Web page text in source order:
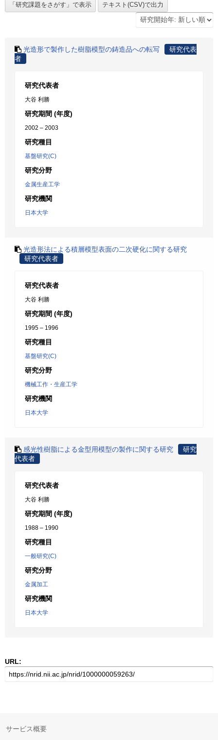
光造形で製作した樹脂模型の鋳造品への転写
研究代表
者
研究代表者
大谷 利勝
研究期間 (年度)
2002 – 2003
研究種目
基盤研究(C)
研究分野
金属生産工学
研究機関
日本大学
光造形法による積層模型表面の二次硬化に関する研究
研究代表者
研究代表者
大谷 利勝
研究期間 (年度)
1995 – 1996
研究種目
基盤研究(C)
研究分野
機械工作・生産工学
研究機関
日本大学
感光性樹脂による金型用模型の製作に関する研究
研究
代表者
研究代表者
大谷 利勝
研究期間 (年度)
1988 – 1990
研究種目
一般研究(C)
研究分野
金属加工
研究機関
日本大学
URL:
サービス概要